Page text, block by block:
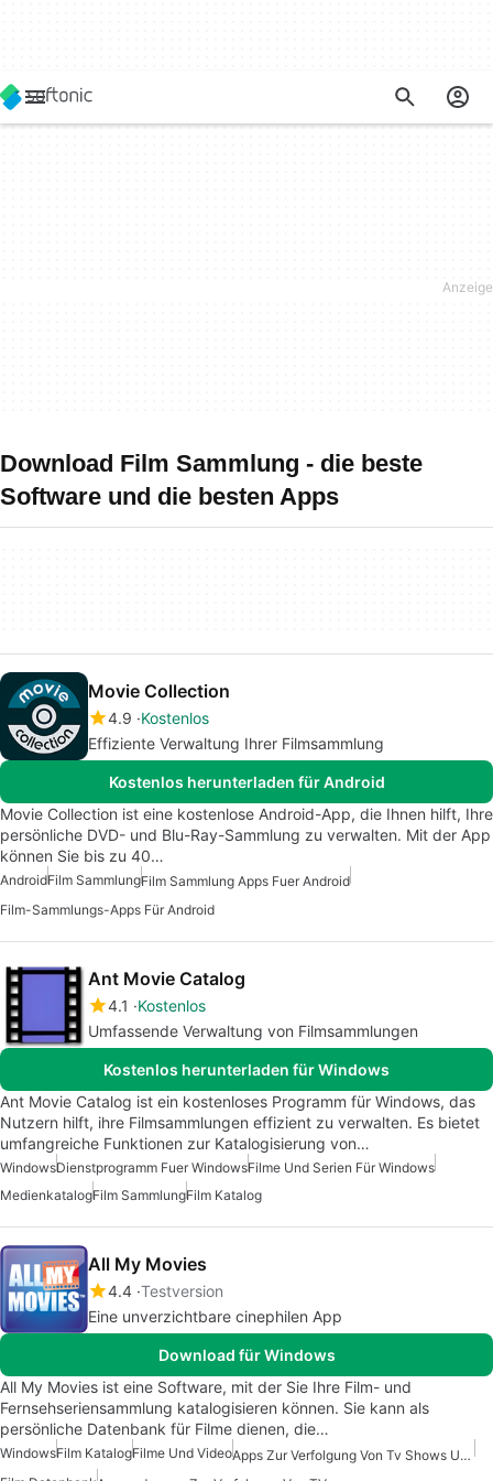
Download Film Sammlung - die beste
Software und die besten Apps
Movie Collection
4.9 Kostenlos
Effiziente Verwaltung Ihrer Filmsammlung
Kostenlos herunterladen für Android
Movie Collection ist eine kostenlose Android-App, die Ihnen hilft, Ihre
persönliche DVD- und Blu-Ray-Sammlung zu verwalten. Mit der App
können Sie bis zu 40…
AndroidFilm SammlungFilm Sammlung Apps Fuer Android
Film-Sammlungs-Apps Für Android
Ant Movie Catalog
4.1
Kostenlos
Umfassende Verwaltung von Filmsammlungen
Kostenlos herunterladen für Windows
Ant Movie Catalog ist ein kostenloses Programm für Windows, das
Nutzern hilft, ihre Filmsammlungen effizient zu verwalten. Es bietet
umfangreiche Funktionen zur Katalogisierung von…
WindowsDienstprogramm Fuer WindowsFilme Und Serien Für Windows
MedienkatalogFilm SammlungFilm Katalog
All My Movies
4.4 Testversion
Eine unverzichtbare cinephilen App
Download für Windows
All My Movies ist eine Software, mit der Sie Ihre Film- und
Fernsehseriensammlung katalogisieren können. Sie kann als
persönliche Datenbank für Filme dienen, die…
WindowsFilm KatalogFilme Und Video
Apps Zur Verfolgung Von Tv Shows Und Filmen